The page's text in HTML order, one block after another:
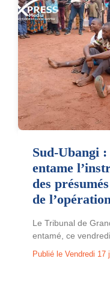
Sud-Ubangi
entame
des
de
Le Tribunal de
entamé, ce
Publié le Vendredi 17